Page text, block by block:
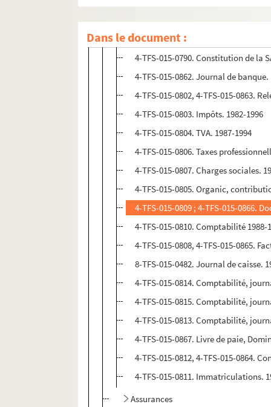
Dans le document :
Baret car location
4-TFS-015-0790. Constitution de la
4-TFS-015-0862. Journal de banque.
4-TFS-015-0802, 4-TFS-015-0863.
4-TFS-015-0803. Impôts. 1982-1996
4-TFS-015-0804. TVA. 1987-1994
4-TFS-015-0806. Taxes
4-TFS-015-0807. Charges sociales.
4-TFS-015-0805. Organic,
4-TFS-015-0809 ; 4-TFS-015-0866.
4-TFS-015-0810. Comptabilité 1988-
4-TFS-015-0808, 4-TFS-015-0865.
8-TFS-015-0482. Journal de caisse.
4-TFS-015-0814. Comptabilité,
4-TFS-015-0815. Comptabilité,
4-TFS-015-0813. Comptabilité,
4-TFS-015-0867. Livre de paie,
4-TFS-015-0812, 4-TFS-015-0864.
4-TFS-015-0811. Immatriculations.
Assurances